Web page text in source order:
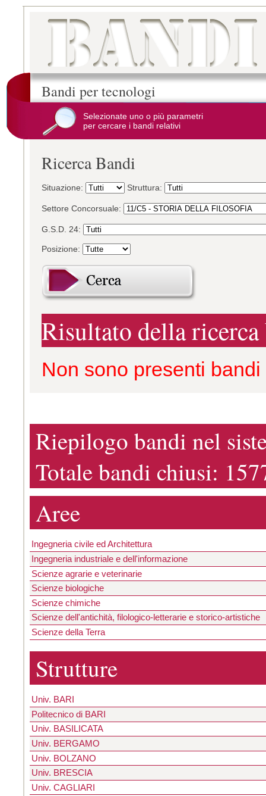
Bandi per tecnologi
Selezionate uno o più parametri
per cercare i bandi relativi
Ricerca Bandi
Situazione: Struttura:
Settore Concorsuale:
G.S.D. 24:
Posizione:
Risultato della ricerca
Non sono presenti
Riepilogo bandi nel
Totale bandi chiusi:
Aree
Ingegneria civile ed Architettura
Ingegneria industriale e dell'informazione
Scienze agrarie e veterinarie
Scienze biologiche
Scienze chimiche
Scienze dell'antichità, filologico-letterarie e storico-artistiche
Scienze della Terra
Strutture
Univ. BARI
Politecnico di BARI
Univ. BASILICATA
Univ. BERGAMO
Univ. BOLZANO
Univ. BRESCIA
Univ. CAGLIARI